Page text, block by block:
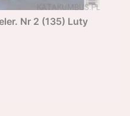
Nr 2 (135) Luty